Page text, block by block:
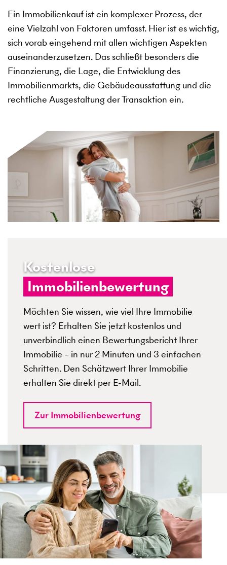
Ein Immobilienkauf ist ein komplexer Prozess, der
eine Vielzahl von Faktoren umfasst. Hier ist es wichtig,
sich vorab eingehend mit allen wichtigen Aspekten
auseinanderzusetzen. Das schließt besonders die
Finanzierung, die Lage, die Entwicklung des
Immobilienmarkts, die Gebäudeausstattung und die
rechtliche Ausgestaltung der Transaktion ein.
Kostenlose
Immobilienbewertung
Möchten Sie wissen, wie viel Ihre Immobilie
wert ist? Erhalten Sie jetzt kostenlos und
unverbindlich einen Bewertungsbericht Ihrer
Immobilie – in nur 2 Minuten und 3 einfachen
Schritten. Den Schätzwert Ihrer Immobilie
erhalten Sie direkt per E-Mail.
Zur Immobilienbewertung